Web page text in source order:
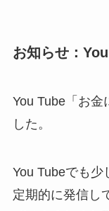
お知らせ：
You Tube「お金
した。
You Tubeでも少
定期的に発信し